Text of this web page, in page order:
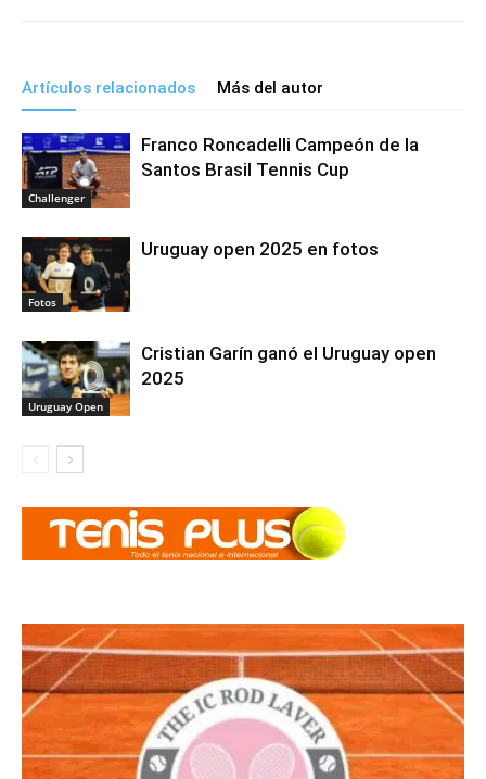
Artículos relacionados Más del autor
Challenger
Franco Roncadelli Campeón de la
Santos Brasil Tennis Cup
Fotos
Uruguay open 2025 en fotos
Uruguay Open
Cristian Garín ganó el Uruguay open
2025